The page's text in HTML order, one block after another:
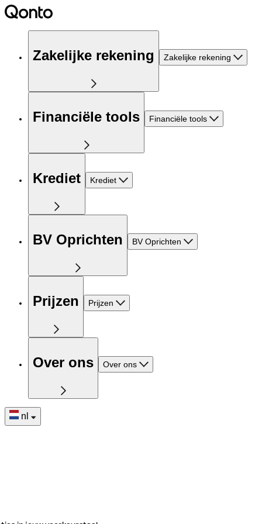
Zakelijke rekening Zakelijke rekening
Financiële tools Financiële tools
Krediet Krediet
BV Oprichten BV Oprichten
Prijzen Prijzen
Over ons Over ons
nl